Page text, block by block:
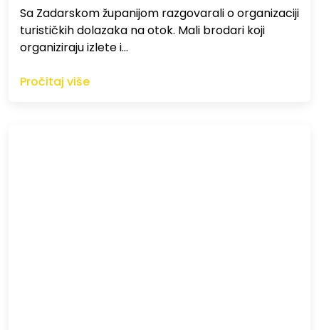
Sa Zadarskom županijom razgovarali o organizaciji
turističkih dolazaka na otok. Mali brodari koji
organiziraju izlete i…
Pročitaj više